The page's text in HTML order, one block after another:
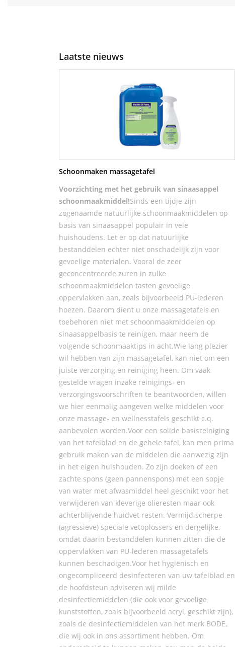
Laatste nieuws
Schoonmaken massagetafel
Voorzichting met het gebruik van sinaasappel
schoonmaakmiddel!Sinds een tijdje zijn
zogenaamde natuurlijke schoonmaakmiddelen op
basis van sinaasappel populair in vele
huishoudens. Let er op dat natuurlijke
bestanddelen echter niet onschadelijk zijn voor
gevoelige materialen. Vooral de zeer
geconcentreerde zuren in zulke
schoonmaakmiddelen tasten gevoelige
oppervlakken aan, zoals bijvoorbeeld PU-lederen
hoezen. Daarom dient u onze massagetafels en
toebehoren niet met schoonmaakmiddelen op
sinaasappelbasis te reinigen, maar neem de
volgende schoonmaaktips in acht.Wie lang plezier
wil hebben van zijn massagetafel, kan niet om een
juiste verzorging en reiniging heen. Om vaak
gestelde vragen inzake reinigings- en
verzorgingsvoorschriften te beantwoorden, willen
we hier eenmalig aangeven welke middelen voor
onze massage- en wellnesstafels geschikt c.q.
aanbevolen worden.Voor een solide basisreiniging
van het tafelblad en de gehele tafel, kan men prima
gebruik maken van de middelen die aanwezig zijn
in het eigen huishouden. Zo zijn doeken of een
zachte spons (geen pannenspons) met een sopje
van water met afwasmiddel heel geschikt voor het
verwijderen van kleverige olieresten maar ook
achterblijvende huidvet resten. Vermijd scherpe
(agressieve) speciale vetoplossers en dergelijke,
omdat daarin bestanddelen kunnen zitten die de
oppervlakken van PU-lederen massagetafels
kunnen beschadigen.Voor het hygiënisch en
ongecompliceerd desinfecteren van uw tafelblad en
de hoofdsteun adviseren wij milde
desinfectiemiddelen (die ook voor gevoelige
kunststoffen, zoals bijvoorbeeld acryl, geschikt zijn),
zoals de desinfectiemiddelen van het merk BODE,
die wij ook in ons assortiment hebben. Om